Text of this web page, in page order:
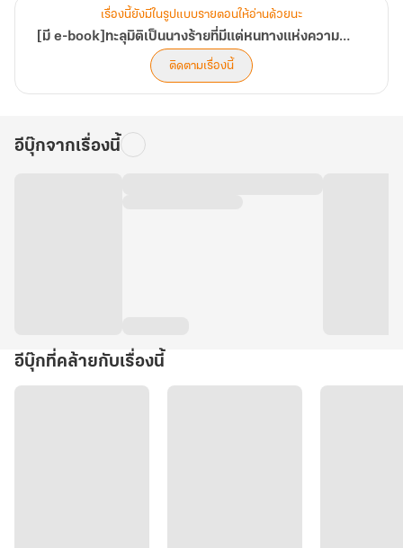
เล่ม
1
แห่ง
ความ
ตาย
เท่านั้น
夏
清
เรื่องนี้ยังมีในรูปแบบรายตอนให้อ่านด้วยนะ
[มี e-book]ทะลุมิติเป็นนางร้ายที่มีแต่หนทางแห่งความตายเท่านั้น 夏清月
ติดตามเรื่องนี้
อีบุ๊กจากเรื่องนี้
อีบุ๊กที่คล้ายกับเรื่องนี้